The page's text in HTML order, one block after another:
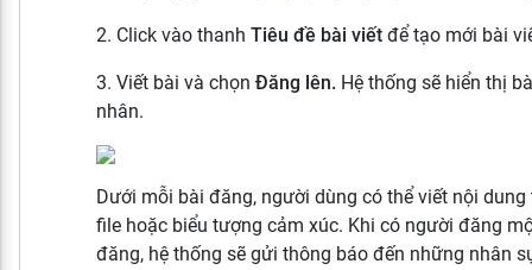
2. Click vào thanh Tiêu đề bài viết để tạo mới bài
3. Viết bài và chọn Đăng lên. Hệ thống sẽ hiển thị
nhân.
Dưới mỗi bài đăng, người dùng có thể viết nội
file hoặc biểu tượng cảm xúc. Khi có người đăng
đăng, hệ thống sẽ gửi thông báo đến những nhân